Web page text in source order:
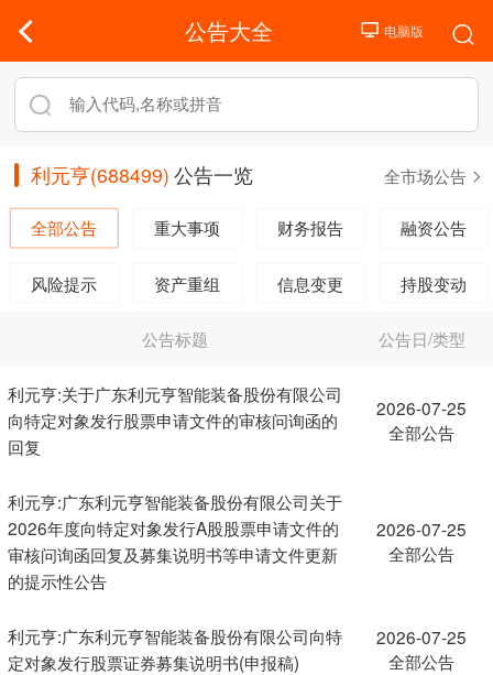
公告大全
利元亨(688499) 公告一览 全市场公告
全部公告 重大事项 财务报告 融资公告
风险提示 资产重组 信息变更 持股变动
公告标题 公告日/类型
利元亨:关于广东利元亨智能装备股份有限公司
向特定对象发行股票申请文件的审核问询函的
回复
2026-07-25
全部公告
利元亨:广东利元亨智能装备股份有限公司关于
2026年度向特定对象发行A股股票申请文件的
审核问询函回复及募集说明书等申请文件更新
的提示性公告
2026-07-25
全部公告
利元亨:广东利元亨智能装备股份有限公司向特
定对象发行股票证券募集说明书(申报稿)
2026-07-25
全部公告